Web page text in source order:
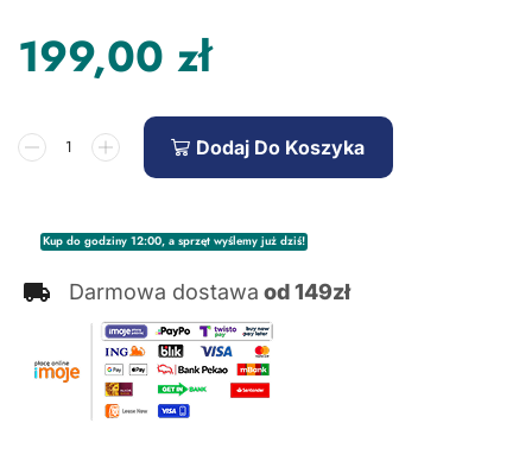
199,00 zł
Dodaj Do Koszyka
Kup do godziny 12:00, a sprzęt wyślemy już dziś!
Darmowa dostawa od 149zł